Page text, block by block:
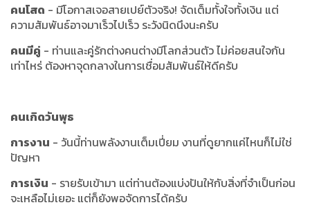
คนโสด - มีโอกาสเจอสายเปย์ตัวจริง! จัดเต็มทั้งใจทั้งเงิน แต่
ความสัมพันธ์อาจมาเร็วไปเร็ว ระวังนิดนึงนะครับ
คนมีคู่ - ท่านและคู่รักต่างคนต่างมีโลกส่วนตัว ไม่ค่อยสนใจกัน
เท่าไหร่ ต้องหาจุดกลางในการเชื่อมสัมพันธ์ให้ดีครับ
คนเกิดวันพุธ
การงาน - วันนี้ท่านพลังงานเต็มเปี่ยม งานที่ดูยากแค่ไหนก็ไม่ใช่
ปัญหา
การเงิน - รายรับเข้ามา แต่ท่านต้องแบ่งปันให้กับสิ่งที่จำเป็นก่อน
จะเหลือไม่เยอะ แต่ก็ยังพอจัดการได้ครับ